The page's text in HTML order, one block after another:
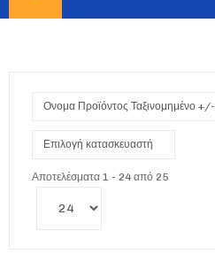
Ονομα Προϊόντος Ταξινομημένο +/-
Επιλογή κατασκευαστή
Αποτελέσματα 1 - 24 από 25